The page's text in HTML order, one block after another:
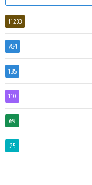
11233
784
135
110
69
25